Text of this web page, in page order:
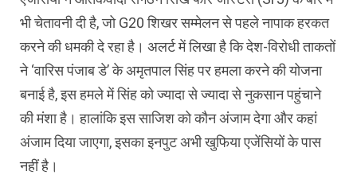
भी चेतावनी दी है, जो G20 शिखर सम्मेलन से पहले नापाक हरकत
करने की धमकी दे रहा है। अलर्ट में लिखा है कि देश-विरोधी ताकतों
ने ‘वारिस पंजाब डे’ के अमृतपाल सिंह पर हमला करने की योजना
बनाई है, इस हमले में सिंह को ज्यादा से ज्यादा से नुकसान पहुंचाने
की मंशा है। हालांकि इस साजिश को कौन अंजाम देगा और कहां
अंजाम दिया जाएगा, इसका इनपुट अभी खुफिया एजेंसियों के पास
नहीं है।